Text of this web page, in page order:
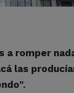
a romper
las